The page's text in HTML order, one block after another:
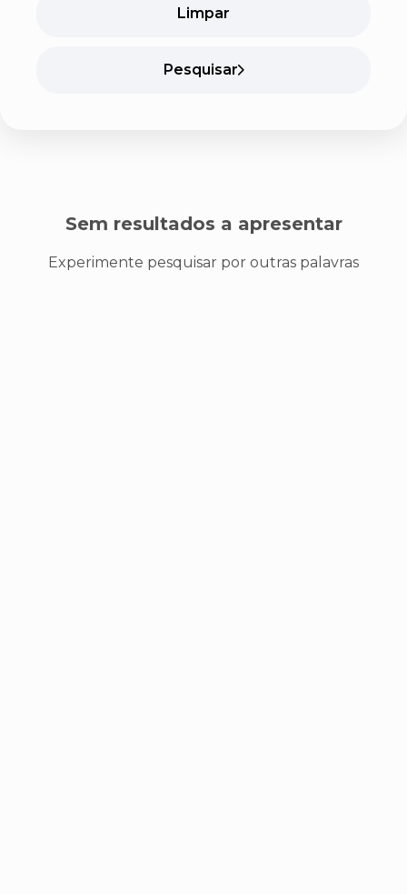
Limpar
Pesquisar
Sem resultados a apresentar
Experimente pesquisar por outras palavras